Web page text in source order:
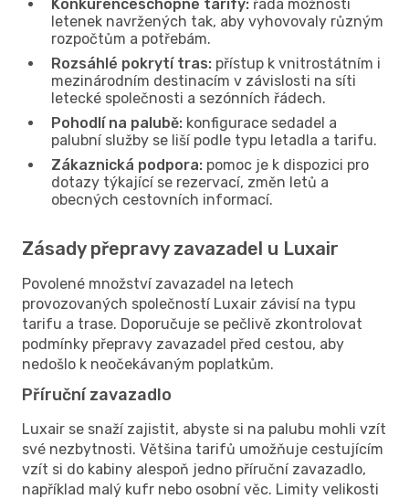
Konkurenceschopné tarify: řada možností
letenek navržených tak, aby vyhovovaly různým
rozpočtům a potřebám.
Rozsáhlé pokrytí tras: přístup k vnitrostátním i
mezinárodním destinacím v závislosti na síti
letecké společnosti a sezónních řádech.
Pohodlí na palubě: konfigurace sedadel a
palubní služby se liší podle typu letadla a tarifu.
Zákaznická podpora: pomoc je k dispozici pro
dotazy týkající se rezervací, změn letů a
obecných cestovních informací.
Zásady přepravy zavazadel u Luxair
Povolené množství zavazadel na letech
provozovaných společností Luxair závisí na typu
tarifu a trase. Doporučuje se pečlivě zkontrolovat
podmínky přepravy zavazadel před cestou, aby
nedošlo k neočekávaným poplatkům.
Příruční zavazadlo
Luxair se snaží zajistit, abyste si na palubu mohli vzít
své nezbytnosti. Většina tarifů umožňuje cestujícím
vzít si do kabiny alespoň jedno příruční zavazadlo,
například malý kufr nebo osobní věc. Limity velikosti